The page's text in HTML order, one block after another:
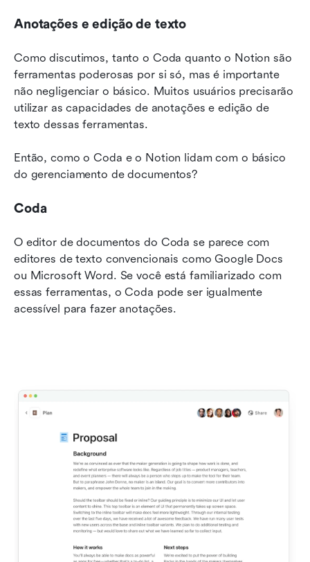
Anotações e edição de texto
Como discutimos, tanto o Coda quanto o Notion são
ferramentas poderosas por si só, mas é importante
não negligenciar o básico. Muitos usuários precisarão
utilizar as capacidades de anotações e edição de
texto dessas ferramentas.
Então, como o Coda e o Notion lidam com o básico
do gerenciamento de documentos?
Coda
O editor de documentos do Coda se parece com
editores de texto convencionais como Google Docs
ou Microsoft Word. Se você está familiarizado com
essas ferramentas, o Coda pode ser igualmente
acessível para fazer anotações.